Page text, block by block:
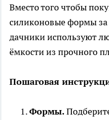
Вместо того чтобы
силиконовые формы
дачники используют
ёмкости из прочного
Пошаговая
Формы.